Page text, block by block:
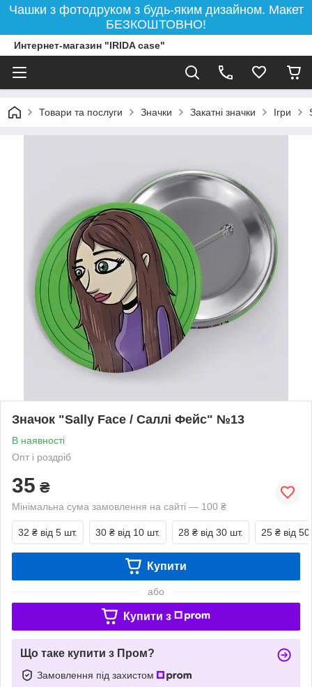
Чашки з фотодруком з будь-яким дизайном. Макет
БЕЗКОШТОВНО!
Интернет-магазин "IRIDA case"
Товари та послуги Значки Закатні значки Ігри
Значок "Sally Face / Саллі Фейс" №13
В наявності
Опт і роздріб
35 ₴
Мінімальна сума замовлення на сайті — 100 ₴
32 ₴ від 5 шт. 30 ₴ від 10 шт. 28 ₴ від 30 шт. 25 ₴ від
Купити
або
Купити з
Що таке купити з Пром?
Замовлення під захистом